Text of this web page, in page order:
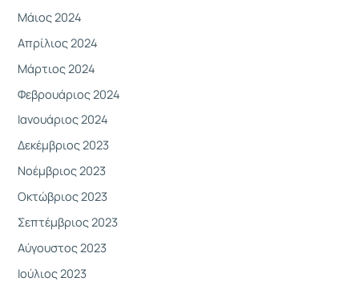
Μάιος 2024
Απρίλιος 2024
Μάρτιος 2024
Φεβρουάριος 2024
Ιανουάριος 2024
Δεκέμβριος 2023
Νοέμβριος 2023
Οκτώβριος 2023
Σεπτέμβριος 2023
Αύγουστος 2023
Ιούλιος 2023